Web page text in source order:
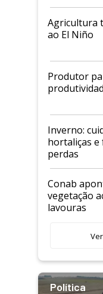
Agricultura
ao El Niño
Produtor
Inverno:
hortaliças
perdas
Conab
vegetação
lavouras
Política